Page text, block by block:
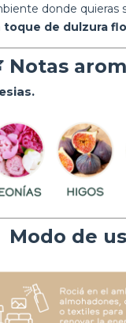
donde quieras
toque de dulzura
Notas
Modo de